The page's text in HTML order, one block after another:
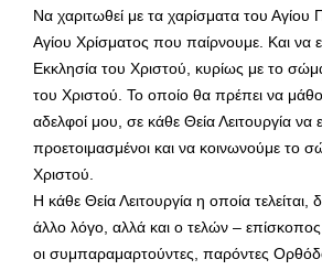
Να χαριτωθεί με τα χαρίσματα του Αγίου
Αγίου Χρίσματος που παίρνουμε. Και να
Εκκλησία του Χριστού, κυρίως με το
του Χριστού. Το οποίο θα πρέπει να
αδελφοί μου, σε κάθε Θεία Λειτουργία να
προετοιμασμένοι και να κοινωνούμε το
Χριστού.
Η κάθε Θεία Λειτουργία η οποία τελείται,
άλλο λόγο, αλλά και ο τελών –
οι συμπαραμαρτούντες, παρόντες